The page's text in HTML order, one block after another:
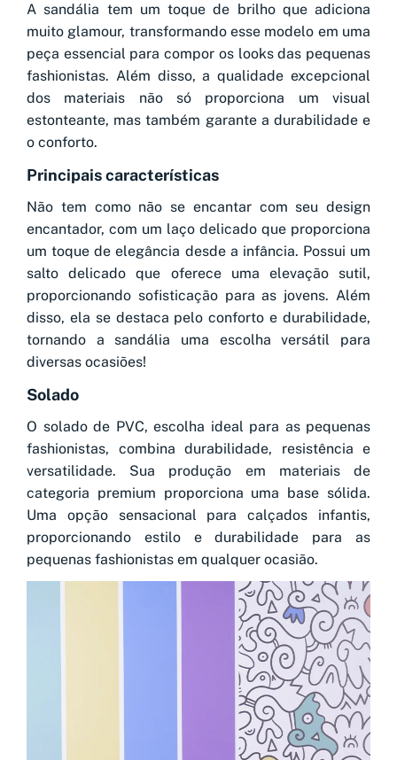
A sandália tem um toque de brilho que adiciona
muito glamour, transformando esse modelo em uma
peça essencial para compor os looks das pequenas
fashionistas. Além disso, a qualidade excepcional
dos materiais não só proporciona um visual
estonteante, mas também garante a durabilidade e
o conforto.
Principais características
Não tem como não se encantar com seu design
encantador, com um laço delicado que proporciona
um toque de elegância desde a infância. Possui um
salto delicado que oferece uma elevação sutil,
proporcionando sofisticação para as jovens. Além
disso, ela se destaca pelo conforto e durabilidade,
tornando a sandália uma escolha versátil para
diversas ocasiões!
Solado
O solado de PVC, escolha ideal para as pequenas
fashionistas, combina durabilidade, resistência e
versatilidade. Sua produção em materiais de
categoria premium proporciona uma base sólida.
Uma opção sensacional para calçados infantis,
proporcionando estilo e durabilidade para as
pequenas fashionistas em qualquer ocasião.